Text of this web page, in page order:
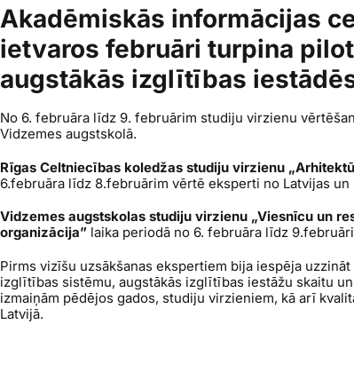
Akadēmiskās informācijas
ietvaros februāri turpina
augstākās izglītības
No 6. februāra līdz 9. februārim studiju virzienu
Vidzemes augstskolā.
Rīgas Celtniecības koledžas studiju virzienu
6.februāra līdz 8.februārim vērtē eksperti no Latvijas un
Vidzemes augstskolas studiju virzienu „Viesnīcu un
organizācija” laika periodā no 6. februāra līdz
Pirms vizīšu uzsākšanas ekspertiem bija iespēja
izglītības sistēmu, augstākās izglītības iestāžu skaitu
izmaiņām pēdējos gados, studiju virzieniem, kā arī
Latvijā.